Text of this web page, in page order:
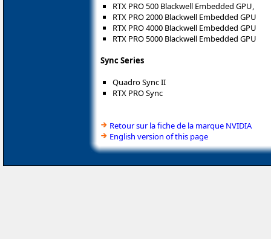
RTX PRO 500 Blackwell Embedded GPU,
RTX PRO 2000 Blackwell Embedded GPU
RTX PRO 4000 Blackwell Embedded GPU
RTX PRO 5000 Blackwell Embedded GPU
Sync Series
Quadro Sync II
RTX PRO Sync
Retour sur la fiche de la marque NVIDIA
English version of this page